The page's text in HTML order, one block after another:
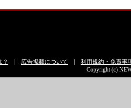
？ 広告掲載について
利用規約・免責事
Copyright (c)